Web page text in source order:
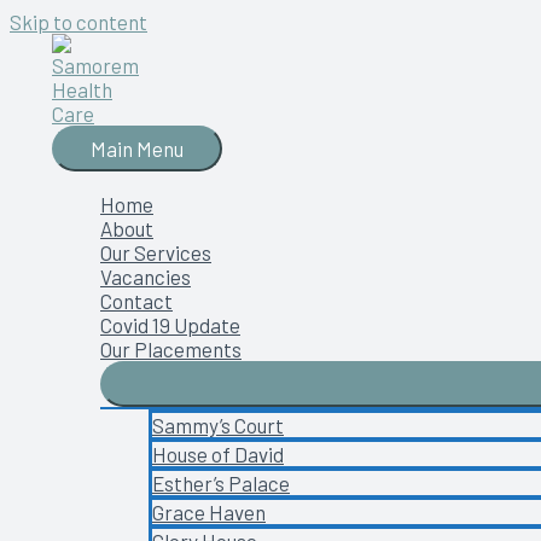
Skip to content
Main Menu
Home
About
Our Services
Vacancies
Contact
Covid 19 Update
Our Placements
Sammy’s Court
House of David
Esther’s Palace
Grace Haven